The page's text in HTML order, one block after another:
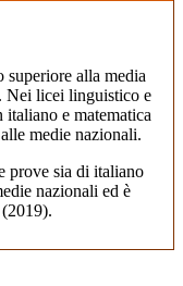
alla media
Nei licei linguistico e
e matematica
medie nazionali.
prove sia di italiano
nazionali ed è